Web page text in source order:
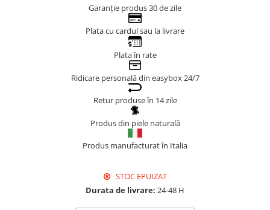
Garanție produs 30 de zile
Plata cu cardul sau la livrare
Plata în rate
Ridicare personală din easybox 24/7
Retur produse în 14 zile
Produs din piele naturală
Produs manufacturat în Italia
STOC EPUIZAT
Durata de livrare: 24-48 H